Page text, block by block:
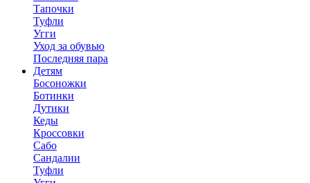
Тапочки
Туфли
Угги
Уход за обувью
Последняя пара
Детям
Босоножки
Ботинки
Дутики
Кеды
Кроссовки
Сабо
Сандалии
Туфли